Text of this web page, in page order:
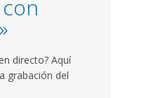
directo? Aquí
grabación del